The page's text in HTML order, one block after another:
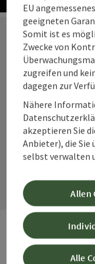
EU
geeigneten
Somit ist es
Zwecke von
zugreifen und
dagegen zur
Nähere
akzeptieren Sie
Anbieter), die
selbst verwalten
Alle
Allen